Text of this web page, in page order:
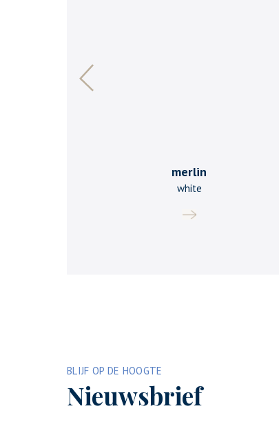
merlin
white
BLIJF OP DE HOOGTE
Nieuwsbrief